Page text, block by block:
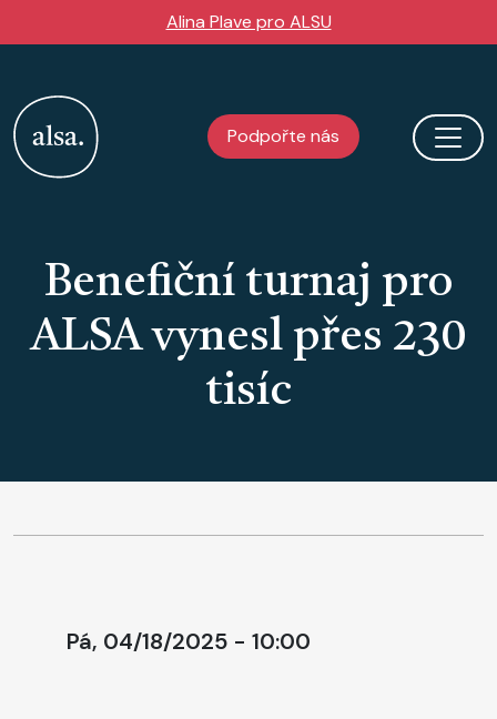
Přejít k hlavnímu obsahuAlina Plave pro ALSU
Podpořte nás
Benefiční turnaj pro
ALSA vynesl přes 230
tisíc
Pá, 04/18/2025 - 10:00